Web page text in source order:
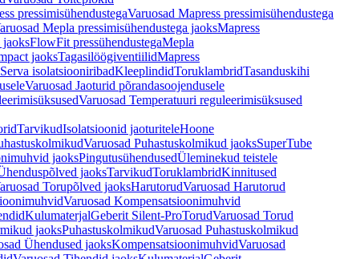
pressimisühendustegaVaruosad Mapress pressimisühendustega
Mepla pressimisühendustega jaoksMapress
jaoksFlowFit pressühendustegaMepla
jaoksTagasilöögiventiilidMapress
Serva isolatsiooniribadKleeplindidToruklambridTasanduskihi
Varuosad Jaoturid põrandasoojendusele
Varuosad Temperatuuri reguleerimisüksused
TarvikudIsolatsioonid jaoturiteleHoone
Varuosad Puhastuskolmikud jaoksSuperTube
jaoksPingutusühendusedÜleminekud teistele
jaoksTarvikudToruklambridKinnitused
Torupõlved jaoksHarutorudVaruosad Harutorud
Varuosad Kompensatsioonimuhvid
KulumaterjalGeberit Silent-ProTorudVaruosad Torud
jaoksPuhastuskolmikudVaruosad Puhastuskolmikud
Ühendused jaoksKompensatsioonimuhvidVaruosad